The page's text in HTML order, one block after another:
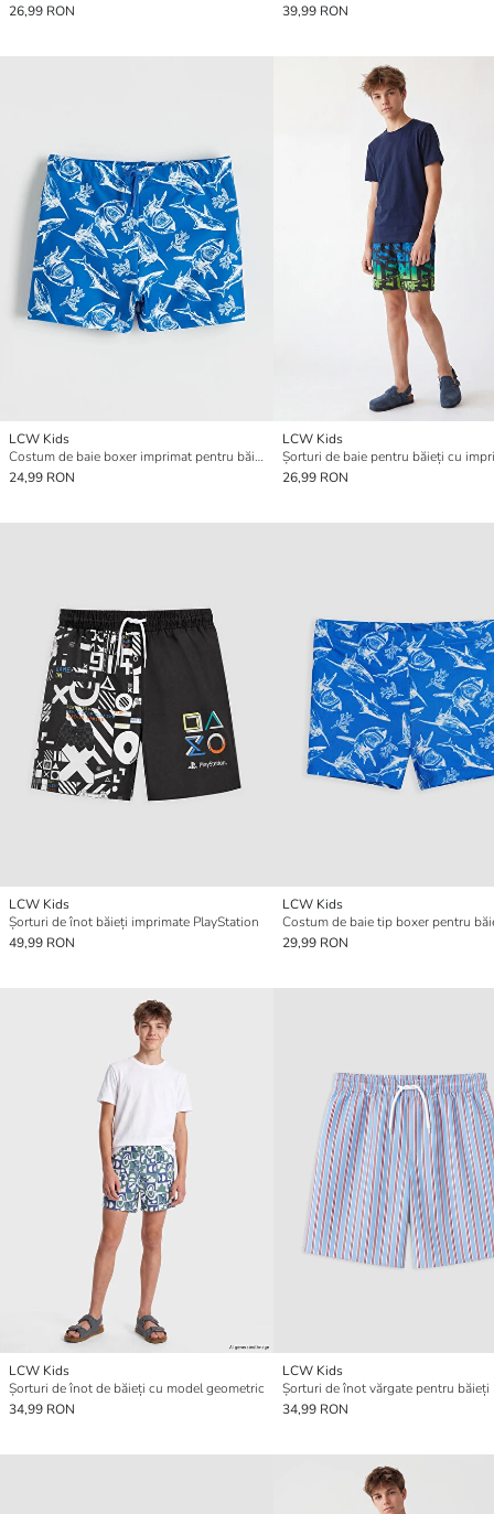
26,99 RON
39,99 RON
LCW Kids
Costum de baie boxer imprimat pentru băieți
24,99 RON
LCW Kids
26,99 RON
LCW Kids
Șorturi de înot băieți imprimate PlayStation
49,99 RON
LCW Kids
29,99 RON
LCW Kids
Șorturi de înot de băieți cu model geometric
34,99 RON
LCW Kids
Șorturi de înot vărgate pentru băieți
34,99 RON